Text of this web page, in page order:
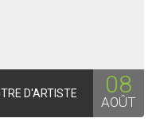
D'ARTISTE 08
AOÛT